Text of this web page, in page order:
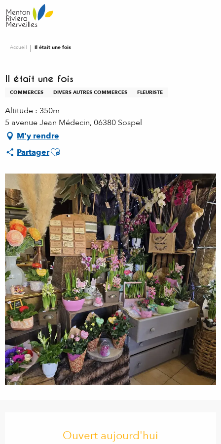
au
contenu
Accueil Il était une fois
Il était une fois
COMMERCES DIVERS AUTRES COMMERCES FLEURISTE
Altitude : 350m
5 avenue Jean Médecin, 06380 Sospel
M'y rendre
PartagerAjouter aux favoris
Ouvert aujourd'hui